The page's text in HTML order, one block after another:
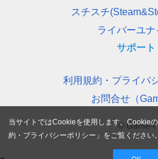
スチスチ
ライバーユナ
サポート
利用規約・プライバ
お問合せ（
© Game-i
当サイトではCookieを使用します。Cookie
約・プライバシーポリシー 」をご覧ください。